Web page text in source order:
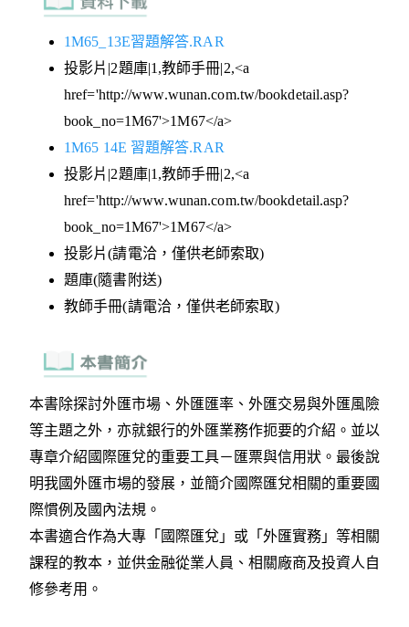
1M65_13E習題解答.RAR
投影片|2題庫|1,教師手冊|2,<a
href='http://www.wunan.com.tw/bookdetail.asp?
book_no=1M67'>1M67</a>
1M65 14E 習題解答.RAR
投影片|2題庫|1,教師手冊|2,<a
href='http://www.wunan.com.tw/bookdetail.asp?
book_no=1M67'>1M67</a>
投影片(請電洽，僅供老師索取)
題庫(隨書附送)
教師手冊(請電洽，僅供老師索取)